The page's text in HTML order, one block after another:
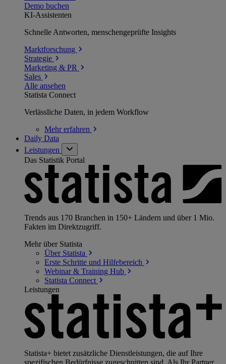
Demo buchen
KI-Assistenten
Schnelle Antworten, menschengeprüfte Insights
Marktforschung
Strategie
Marketing & PR
Sales
Alle ansehen
Statista Connect
Verlässliche Daten, in jedem Workflow
Mehrerfahren
Daily Data
Leistungen
Das Statistik Portal
Trends aus 170 Branchen in 150+ Ländern und über 1 Mio.
Fakten im Direktzugriff.
Mehr über Statista
Über Statista
Erste Schritte und Hilfebereich
Webinar & Training Hub
Statista Connect
Leistungen
Statista+ bietet zusätzliche Dienstleistungen, die auf Ihre
spezifischen Bedürfnisse zugeschnitten sind. Als Ihr Partner